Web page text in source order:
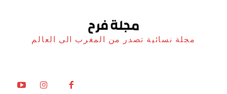
مجلة نسائية تصدر من المغرب الى العالم